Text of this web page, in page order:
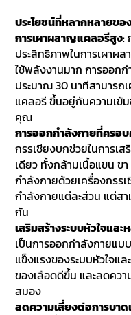
ประโยชน์ที่หลากหลายขอ
การเผาผลาญแคลอรีสูง:
ประสิทธิภาพในการเผาผ
ใช้พลังงานมาก การออก
ประมาณ 30 นาทีสามาร
แคลอรี ขึ้นอยู่กับความเข้
คุณ
การออกกำลังกายที่ครอ
กรรเชียงบกช่วยในการเ
เดียว ทั้งกล้ามเนื้อแขน ข
กำลังกายด้วยเครื่องกรร
กำลังกายแต่ละส่วน แต่ส
กัน
เสริมสร้างระบบหัวใจแล
เป็นการออกกำลังกายแบ
แข็งแรงของระบบหัวใจแล
ของเลือดดีขึ้น และลดควา
สมอง
ลดความเสี่ยงต่อการบาด